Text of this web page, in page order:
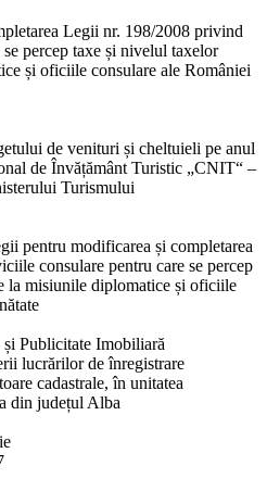
Legii nr. 198/2008 privind
percep taxe și nivelul taxelor
și oficiile consulare ale României
de venituri și cheltuieli pe anul
de Învățământ Turistic „CNIT“ –
Turismului
pentru modificarea și completarea
consulare pentru care se percep
la misiunile diplomatice și oficiile
Publicitate Imobiliară
lucrărilor de înregistrare
cadastrale, în unitatea
din județul Alba